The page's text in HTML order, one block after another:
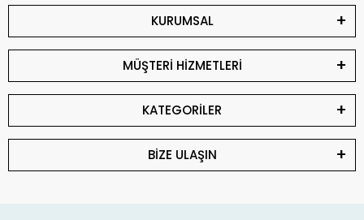
KURUMSAL
MÜŞTERİ HİZMETLERİ
KATEGORİLER
BİZE ULAŞIN